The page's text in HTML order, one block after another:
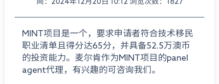
MINT项目是一个，要求申请者符合技术移民
职业清单且得分达65分，并具备52.5万澳币
的投资能力。麦尔肯作为MINT项目的panel
agent代理，有兴趣的可咨询我们。